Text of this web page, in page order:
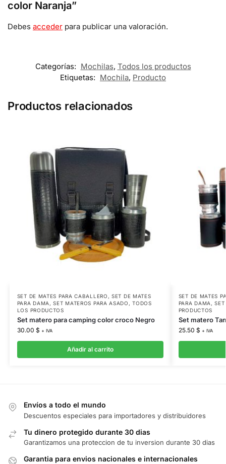
color Naranja”
Debes acceder para publicar una valoración.
Categorías: Mochilas, Todos los productos
Etiquetas: Mochila, Producto
Productos relacionados
SET DE MATES PARA CABALLERO ,SET DE MATES
PARA DAMA ,SET MATEROS PARA ASADO ,TODOS
LOS PRODUCTOS
Set matero para camping color croco Negro
30.00 $ + IVA
Añadir al carrito
SET DE MATES
PARA DAMA ,
PRODUCTOS
Set matero
25.50 $ + IVA
Envíos a todo el mundo
Descuentos especiales para importadores y distribuidores
Tu dinero protegido durante 30 dias
Garantizamos una proteccion de tu inversion durante 30 dias
Garantia para envios nacionales e internacionales